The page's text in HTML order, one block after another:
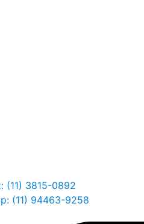
(11) 3815-0892
(11) 94463-9258